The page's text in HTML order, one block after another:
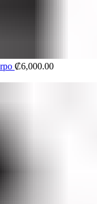
₡6,000.00